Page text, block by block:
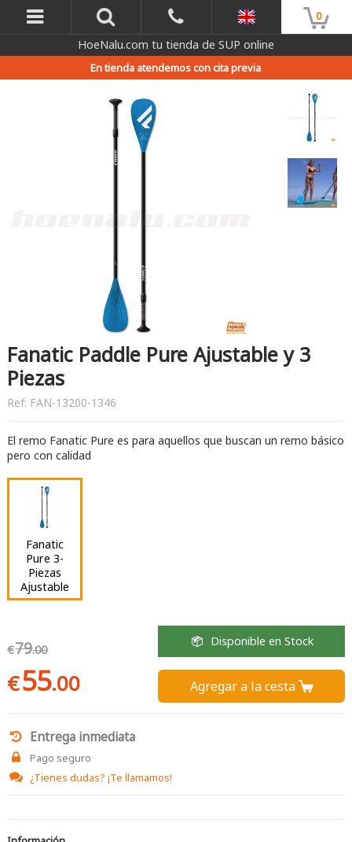
0
HoeNalu.com tu tienda de SUP online
En tienda atendemos con cita previa
Fanatic Paddle Pure Ajustable y 3
Piezas
Ref: FAN-13200-1346
El remo Fanatic Pure es para aquellos que buscan un remo básico
pero con calidad
Fanatic
Pure 3-
Piezas
Ajustable
€79.00
€55.00
Disponible en Stock
Agregar a la cesta 
Entrega inmediata
Pago seguro
¿Tienes dudas? ¡Te llamamos!